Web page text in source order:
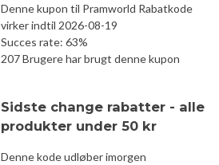
Denne kupon til Pramworld Rabatkode
virker indtil 2026-08-19
Succes rate: 63%
207 Brugere har brugt denne kupon
Sidste change rabatter - alle
produkter under 50 kr
Denne kode udløber imorgen